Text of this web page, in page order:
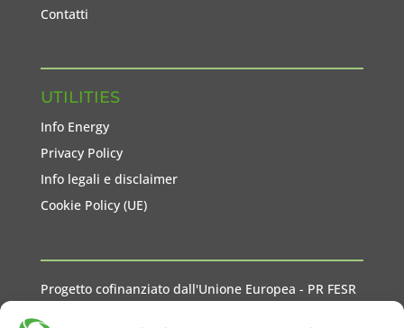
Contatti
UTILITIES
Info Energy
Privacy Policy
Info legali e disclaimer
Cookie Policy (UE)
Progetto cofinanziato dall'Unione Europea - PR FESR